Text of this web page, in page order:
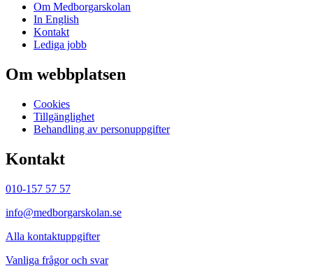
Om Medborgarskolan
In English
Kontakt
Lediga jobb
Om webbplatsen
Cookies
Tillgänglighet
Behandling av personuppgifter
Kontakt
010-157 57 57
info@medborgarskolan.se
Alla kontaktuppgifter
Vanliga frågor och svar